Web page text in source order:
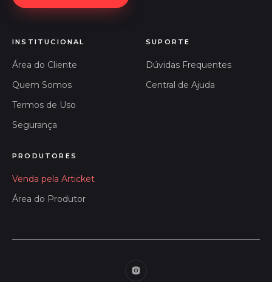
INSTITUCIONAL
Área do Cliente
Quem Somos
Termos de Uso
Segurança
SUPORTE
Dúvidas Frequentes
Central de Ajuda
PRODUTORES
Venda pela Articket
Área do Produtor